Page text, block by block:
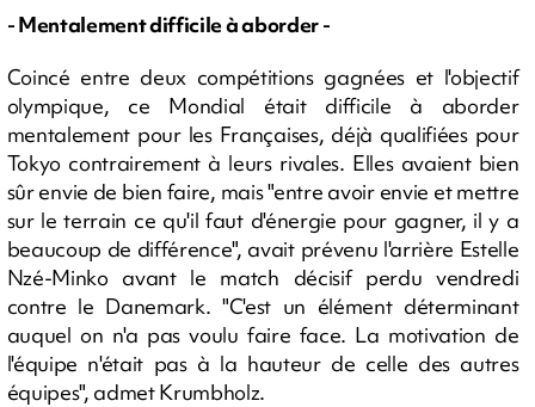
- Mentalement difficile à aborder -
Coincé entre deux compétitions gagnées et l'objectif
olympique, ce Mondial était difficile à aborder
mentalement pour les Françaises, déjà qualifiées pour
Tokyo contrairement à leurs rivales. Elles avaient bien
sûr envie de bien faire, mais "entre avoir envie et mettre
sur le terrain ce qu'il faut d'énergie pour gagner, il y a
beaucoup de différence", avait prévenu l'arrière Estelle
Nzé-Minko avant le match décisif perdu vendredi
contre le Danemark. "C'est un élément déterminant
auquel on n'a pas voulu faire face. La motivation de
l'équipe n'était pas à la hauteur de celle des autres
équipes", admet Krumbholz.